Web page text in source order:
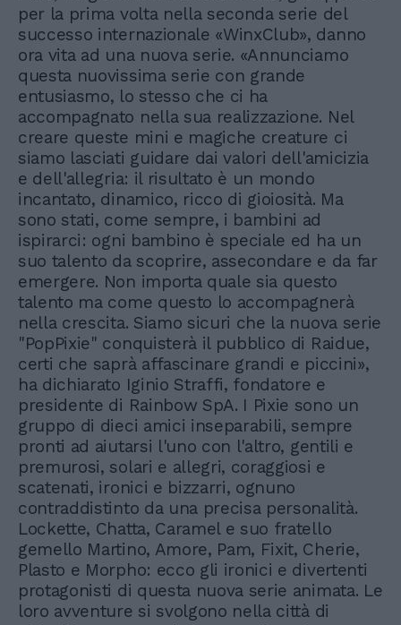
per la prima volta nella seconda serie del
successo internazionale «WinxClub», danno
ora vita ad una nuova serie. «Annunciamo
questa nuovissima serie con grande
entusiasmo, lo stesso che ci ha
accompagnato nella sua realizzazione. Nel
creare queste mini e magiche creature ci
siamo lasciati guidare dai valori dell'amicizia
e dell'allegria: il risultato è un mondo
incantato, dinamico, ricco di gioiosità. Ma
sono stati, come sempre, i bambini ad
ispirarci: ogni bambino è speciale ed ha un
suo talento da scoprire, assecondare e da far
emergere. Non importa quale sia questo
talento ma come questo lo accompagnerà
nella crescita. Siamo sicuri che la nuova serie
"PopPixie" conquisterà il pubblico di Raidue,
certi che saprà affascinare grandi e piccini»,
ha dichiarato Iginio Straffi, fondatore e
presidente di Rainbow SpA. I Pixie sono un
gruppo di dieci amici inseparabili, sempre
pronti ad aiutarsi l'uno con l'altro, gentili e
premurosi, solari e allegri, coraggiosi e
scatenati, ironici e bizzarri, ognuno
contraddistinto da una precisa personalità.
Lockette, Chatta, Caramel e suo fratello
gemello Martino, Amore, Pam, Fixit, Cherie,
Plasto e Morpho: ecco gli ironici e divertenti
protagonisti di questa nuova serie animata. Le
loro avventure si svolgono nella città di